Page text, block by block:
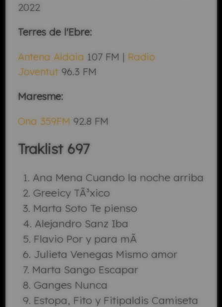
2022
Terres de l'Ebre:
Antena Aldaia 107 FM | Radio
Joventut96.3 FM
Maresme:
Ona 359FM 92.8 FM
Traklist 697
Ana Mena Cuando la noche arriba
Greeicy TÃ³xico
Marta Soto Te pienso
Alejandro Sanz Iba
Flavio Por y para mÃ­
Julieta Venegas Mismo amor
Marta Sango Escapar
Ganges Nunca
Estopa, Fito y Fitipaldis Camiseta